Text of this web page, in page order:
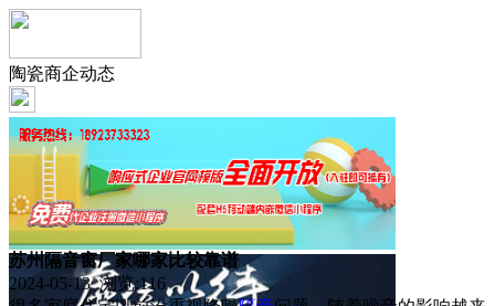
陶瓷商企动态
苏州隔音窗厂家哪家比较靠谱
2024-05-13 浏览:116